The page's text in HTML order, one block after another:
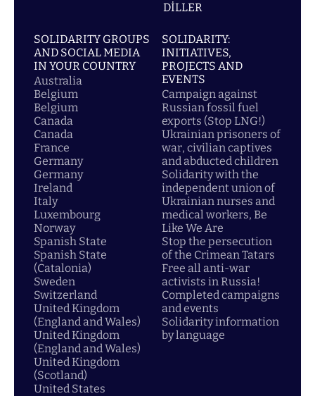
DİLLER
SOLIDARITY GROUPS
AND SOCIAL MEDIA
IN YOUR COUNTRY
Australia
Belgium
Belgium
Canada
Canada
France
Germany
Germany
Ireland
Italy
Luxembourg
Norway
Spanish State
Spanish State
(Catalonia)
Sweden
Switzerland
United Kingdom
(England and Wales)
United Kingdom
(England and Wales)
United Kingdom
(Scotland)
United States
SOLIDARITY:
INITIATIVES,
PROJECTS AND
EVENTS
Campaign against
Russian fossil fuel
exports (Stop LNG!)
Ukrainian prisoners of
war, civilian captives
and abducted children
Solidarity with the
independent union of
Ukrainian nurses and
medical workers, Be
Like We Are
Stop the persecution
of the Crimean Tatars
Free all anti-war
activists in Russia!
Completed campaigns
and events
Solidarity information
by language